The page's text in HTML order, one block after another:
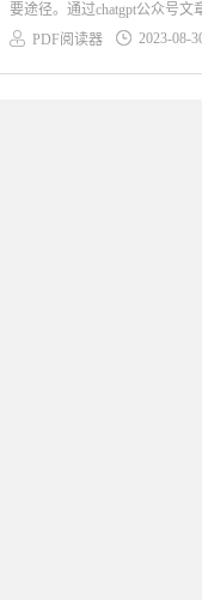
要途径。通过chatgpt公众号
PDF阅读器
2023-08-